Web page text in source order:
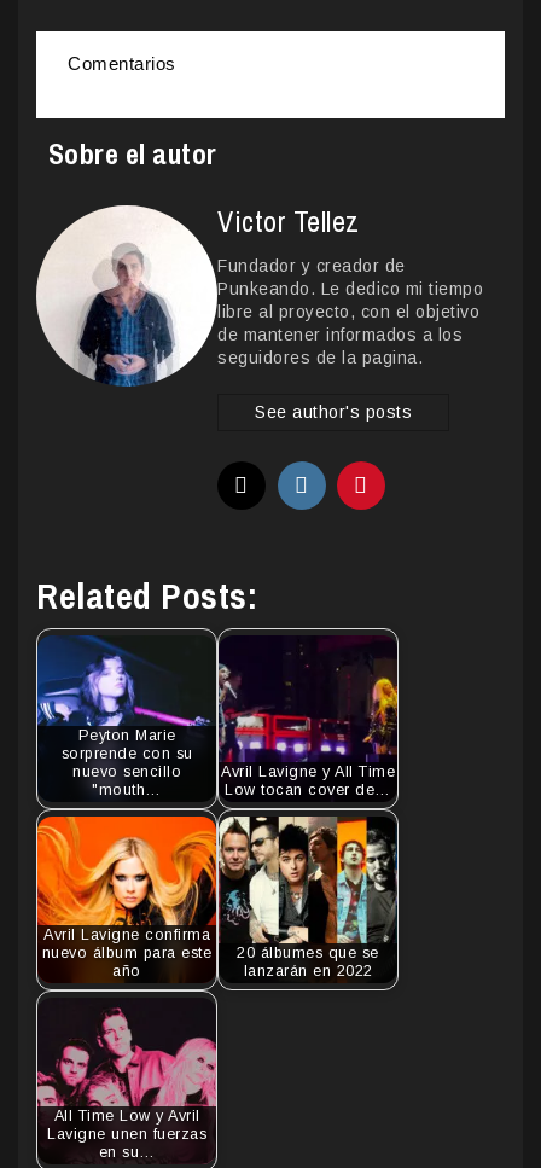
Comentarios
Sobre el autor
Victor Tellez
Fundador y creador de
Punkeando. Le dedico mi tiempo
libre al proyecto, con el objetivo
de mantener informados a los
seguidores de la pagina.
See author's posts
Related Posts:
Peyton Marie
sorprende con su
nuevo sencillo
"mouth…
Avril Lavigne y All Time
Low tocan cover de…
Avril Lavigne confirma
nuevo álbum para este
año
20 álbumes que se
lanzarán en 2022
All Time Low y Avril
Lavigne unen fuerzas
en su…